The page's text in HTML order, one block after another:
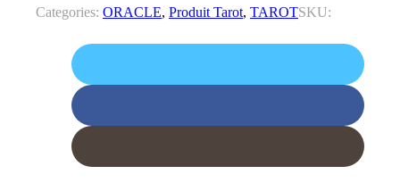
+
Categories: ORACLE, Produit Tarot, TAROTSKU: